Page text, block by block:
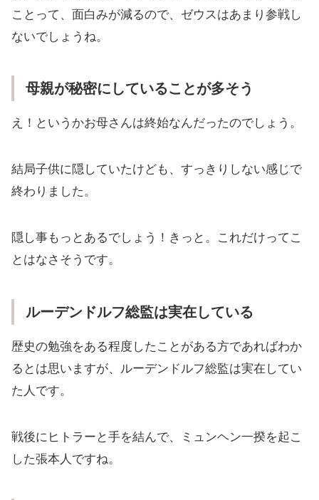
ことって、面白みが減るので、ゼウスはあまり参戦し
ないでしょうね。
母親が秘密にしていることが多そう
え！というかお母さんは終始なんだったのでしょう。
結局子供に隠していたけども、すっきりしない感じで
終わりました。
隠し事もっとあるでしょう！きっと。これだけってこ
とはなさそうです。
ルーデンドルフ総監は実在している
歴史の勉強をある程度したことがある方であればわか
るとは思いますが、ルーデンドルフ総監は実在してい
た人です。
戦後にヒトラーと手を結んで、ミュンヘン一揆を起こ
した張本人ですね。